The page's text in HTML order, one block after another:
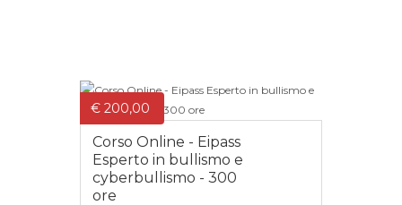
€ 200,00
Corso Online - Eipass
Esperto in bullismo e
cyberbullismo - 300
ore